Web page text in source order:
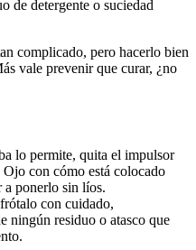
de detergente o suciedad
complicado, pero hacerlo bien
vale prevenir que curar, ¿no
lo permite, quita el impulsor
con cómo está colocado
a ponerlo sin líos.
con cuidado,
ningún residuo o atasco que